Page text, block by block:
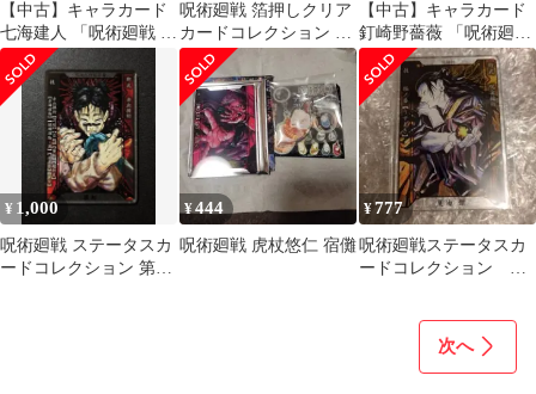
【中古】キャラカード
七海建人 「呪術廻戦 ス
テータスカードコレク
ション 第1弾」
呪術廻戦 箔押しクリア
カードコレクション 2
パック
【中古】キャラカード
釘崎野薔薇 「呪術廻戦
ステータスカードコレ
クション 第1弾」
¥ 1,000
呪術廻戦 ステータスカ
ードコレクション 第1
¥444
呪術廻戦 虎杖悠仁 宿儺
¥777
呪術廻戦ステータスカ
ードコレクション 夏
次へ